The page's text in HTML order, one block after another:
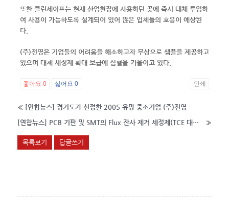
또한 클린세이프는 현재 산업현장에 사용하던 곳에 즉시 대체 투입하
여 사용이 가능하도록 설계되어 있어 많은 업체들의 호응이 예상된
다.
(주)전영은 기업들의 어려움을 해소하고자 무상으로 샘플을 제공하고
있으며 대체 세정제 확대 보급에 심혈을 기울이고 있다.
좋아요 0 싫어요 0 인쇄
« [연합뉴스] 경기도가 선정한 2005 유망 중소기업 (주)전영
[연합뉴스] PCB 기판 및 SMT의 Flux 잔사 제거 세정제(TCE 대체 세정)
»
목록보기 답글쓰기